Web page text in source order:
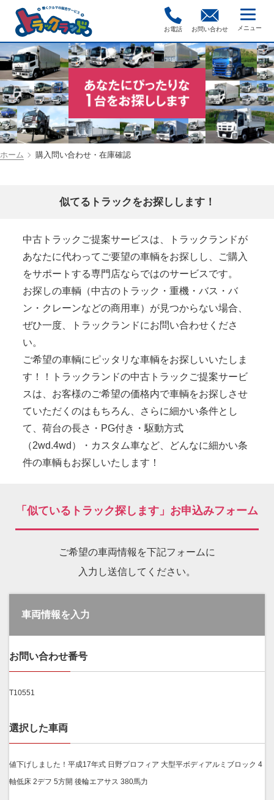
お電話 お問い合わせ
ホーム 購入問い合わせ・在庫確認
似てるトラックをお探しします！
中古トラックご提案サービスは、トラックランドが
あなたに代わってご要望の車輌をお探しし、ご購入
をサポートする専門店ならではのサービスです。
お探しの車輌（中古のトラック・重機・バス・バ
ン・クレーンなどの商用車）が見つからない場合、
ぜひ一度、トラックランドにお問い合わせくださ
い。
ご希望の車輌にピッタリな車輌をお探しいいたしま
す！！トラックランドの中古トラックご提案サービ
スは、お客様のご希望の価格内で車輌をお探しさせ
ていただくのはもちろん、さらに細かい条件とし
て、荷台の長さ・PG付き・駆動方式
（2wd.4wd）・カスタム車など、どんなに細かい条
件の車輌もお探しいたします！
「似ているトラック探します」お申込みフォーム
ご希望の車両情報を下記フォームに
入力し送信してください。
車両情報を入力
お問い合わせ番号
T10551
選択した車両
値下げしました！平成17年式 日野プロフィア 大型平ボディアルミブロック 4
軸低床 2デフ 5方開 後輪エアサス 380馬力